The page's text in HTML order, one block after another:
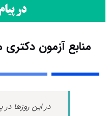
منابع آزمون
در این روزها در